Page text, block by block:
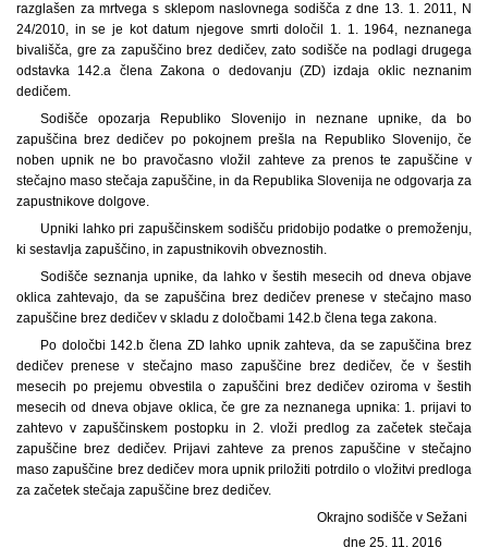
razglašen za mrtvega s sklepom naslovnega sodišča z dne 13. 1. 2011, N
24/2010, in se je kot datum njegove smrti določil 1. 1. 1964, neznanega
bivališča, gre za zapuščino brez dedičev, zato sodišče na podlagi drugega
odstavka 142.a člena Zakona o dedovanju (ZD) izdaja oklic neznanim
dedičem.
Sodišče opozarja Republiko Slovenijo in neznane upnike, da bo
zapuščina brez dedičev po pokojnem prešla na Republiko Slovenijo, če
noben upnik ne bo pravočasno vložil zahteve za prenos te zapuščine v
stečajno maso stečaja zapuščine, in da Republika Slovenija ne odgovarja za
zapustnikove dolgove.
Upniki lahko pri zapuščinskem sodišču pridobijo podatke o premoženju,
ki sestavlja zapuščino, in zapustnikovih obveznostih.
Sodišče seznanja upnike, da lahko v šestih mesecih od dneva objave
oklica zahtevajo, da se zapuščina brez dedičev prenese v stečajno maso
zapuščine brez dedičev v skladu z določbami 142.b člena tega zakona.
Po določbi 142.b člena ZD lahko upnik zahteva, da se zapuščina brez
dedičev prenese v stečajno maso zapuščine brez dedičev, če v šestih
mesecih po prejemu obvestila o zapuščini brez dedičev oziroma v šestih
mesecih od dneva objave oklica, če gre za neznanega upnika: 1. prijavi to
zahtevo v zapuščinskem postopku in 2. vloži predlog za začetek stečaja
zapuščine brez dedičev. Prijavi zahteve za prenos zapuščine v stečajno
maso zapuščine brez dedičev mora upnik priložiti potrdilo o vložitvi predloga
za začetek stečaja zapuščine brez dedičev.
Okrajno sodišče v Sežani
dne 25. 11. 2016